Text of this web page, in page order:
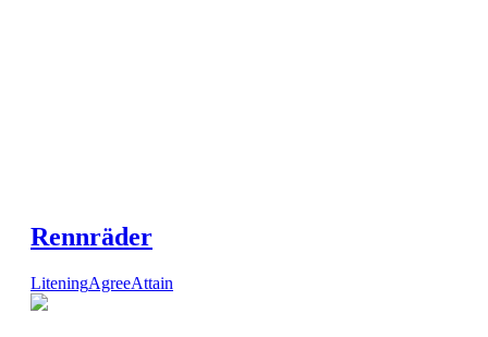
Rennräder
LiteningAgreeAttain